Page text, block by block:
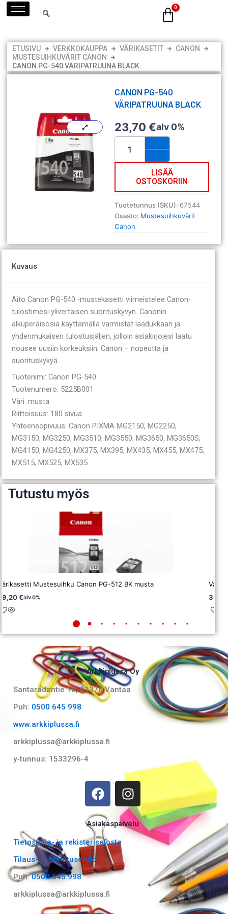
Siirry
sisältöön
ETUSIVU VERKKOKAUPPA VÄRIKASETIT
CANON
MUSTESUIHKUVÄRIT CANON
CANON PG-540 VÄRIPATRUUNA BLACK
CANON PG-540
VÄRIPATRUUNA BLACK
23,70€alv 0%
CANON
540
VÄRIPATRUUNA
BLACK
määrä
LISÄÄ
OSTOSKORIIN
Tuotetunnus (SKU): 67544
Osasto: Mustesuihkuvärit
Canon
Kuvaus
Aito Canon PG-540 -mustekasetti viimeistelee Canon-
tulostimesi ylivertaisen suorituskyvyn. Canonin
alkuperäisosia käyttämällä varmistat laadukkaan ja
yhdenmukaisen tulostusjäljen, jolloin asiakirjojesi laatu
nousee uusiin korkeuksiin. Canon – nopeutta ja
suorituskykyä.
Tuotenimi: Canon PG-540
Tuotenumero: 5225B001
Väri: musta
Riittoisuus: 180 sivua
Yhteensopivuus: Canon PIXMA MG2150, MG2250,
MG3150, MG3250, MG3510, MG3550, MG3650, MG3650S,
MG4150, MG4250, MX375, MX395, MX435, MX455, MX475,
MX515, MX525, MX535
Tutustu myös
Mustesuihku Canon PG-512 BK musta
€alv 0%
Arkkiplussa Oy
Santaradantie 10, 01370 Vantaa​
Puh: 0500 645 998
www.arkkiplussa.fi
arkkiplussa@arkkiplussa.fi
y-tunnus: 1533296-4
F
a
c
e
b
o
o
k
I
n
s
t
a
Asiakaspalvelu
Tietosuoja- ja rekisteriseloste
Tilaus- ja toimitusehdot
Puh:0500 645 998
arkkiplussa@arkkiplussa.fi